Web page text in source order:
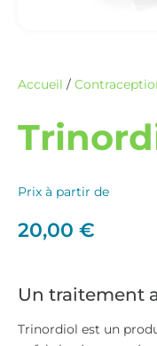
Accueil /
Prix à partir de
20,00 €
Un traitement
Trinordiol est un